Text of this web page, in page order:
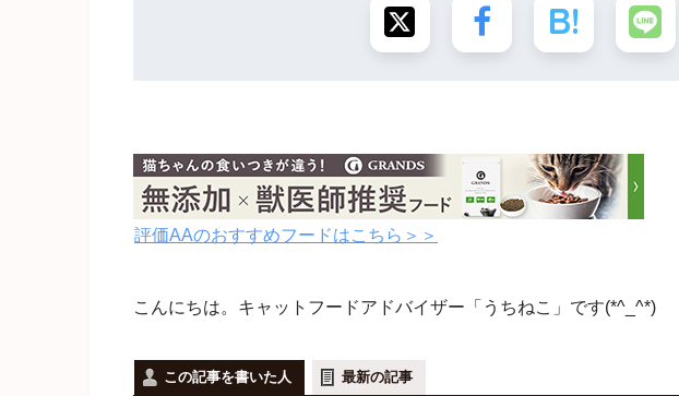
評価AAのおすすめフードはこちら＞＞
こんにちは。キャットフードアドバイザー「うちねこ」です(*^_^*)
この記事を書いた人 最新の記事